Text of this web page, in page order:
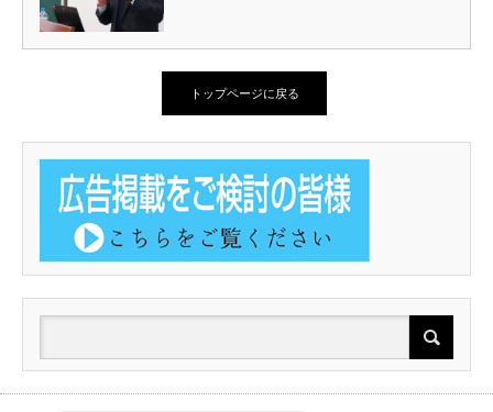
トップページに戻る